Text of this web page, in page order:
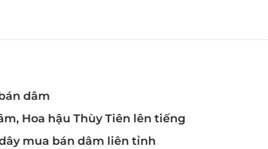
dâm
Hoa hậu Thùy Tiên lên tiếng
mua bán dâm liên tỉnh